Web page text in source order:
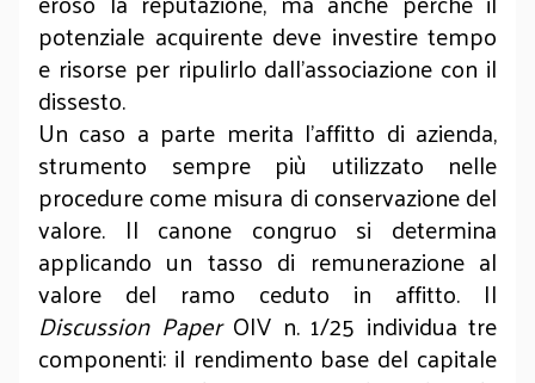
potenziale acquirente deve investire tempo
e risorse per ripulirlo dall’associazione con il
dissesto.
Un caso a parte merita l’affitto di azienda,
strumento sempre più utilizzato nelle
procedure come misura di conservazione del
valore. Il canone congruo si determina
applicando un tasso di remunerazione al
valore del ramo ceduto in affitto. Il
Discussion PaperOIV n. 1/25 individua tre
componenti: il rendimento base del capitale